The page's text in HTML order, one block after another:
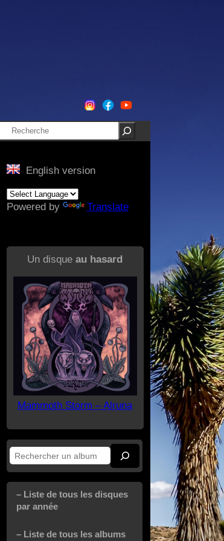
Rechercher
English version
Powered by Translate
Un disque au hasard
Mammoth Storm – Alruna
Rechercher
– Liste de tous les disques
par année
– Liste de tous les albums